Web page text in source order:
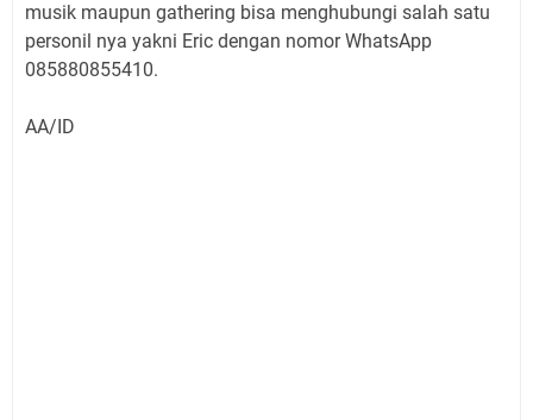
musik maupun gathering bisa menghubungi salah satu
personil nya yakni Eric dengan nomor WhatsApp
085880855410.
AA/ID